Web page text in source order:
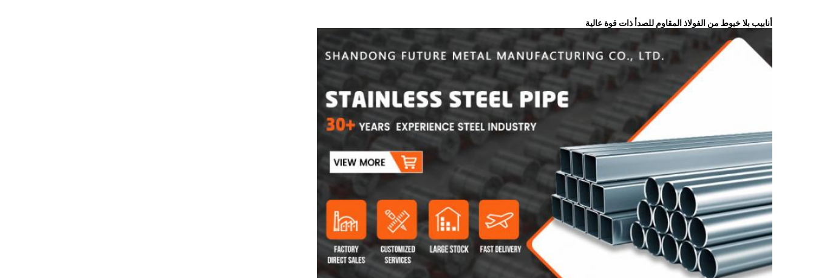
أنابيب بلا خيوط من الفولاذ المقاوم للصدأ ذات قوة عالية